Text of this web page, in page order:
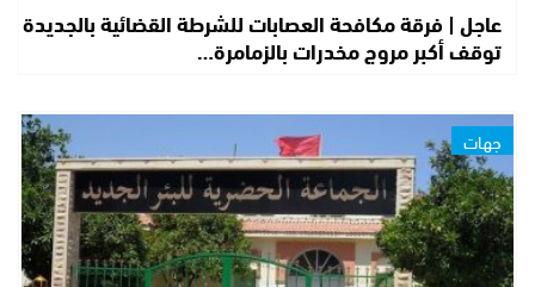
عاجل | فرقة مكافحة العصابات للشرطة القضائية بالجديدة
توقف أكبر مروج مخدرات بالزمامرة…
جهات